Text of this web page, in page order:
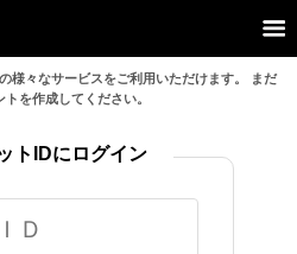
様々なサービスをご利用いただけます。 まだ
を作成してください。
トIDにログイン